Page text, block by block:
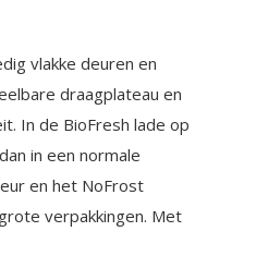
vlakke deuren en
draagplateau en
In de BioFresh lade op
in een normale
en het NoFrost
verpakkingen. Met